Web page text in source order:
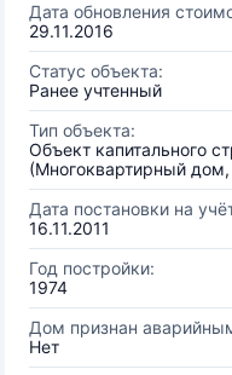
Дата обновления
29.11.2016
Статус объекта:
Ранее учтенный
Тип объекта:
Объект капитального
(Многоквартирный
Дата постановки на
16.11.2011
Год постройки:
1974
Дом признан
Нет